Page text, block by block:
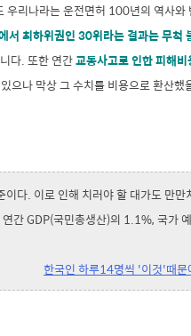
리나라는 운전면허 100년의 역사
최하위권인 30위라는 결과는 무척
다. 또한 연간교통사고로 인한 피해
으나 막상 그 수치를 비용으로 환산했
다. 이로 인해 치러야 할 대가도 만
간 GDP(국민총생산)의 1.1%, 국가
한국인 하루14명씩 '이것'때